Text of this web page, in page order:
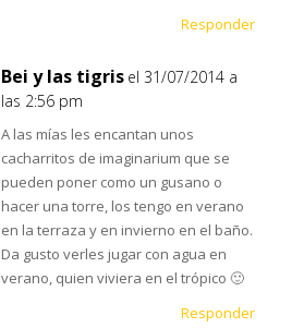
Responder
Bei y las tigris el 31/07/2014 a
las 2:56 pm
A las mías les encantan unos
cacharritos de imaginarium que se
pueden poner como un gusano o
hacer una torre, los tengo en verano
en la terraza y en invierno en el baño.
Da gusto verles jugar con agua en
verano, quien viviera en el trópico 🙂
Responder